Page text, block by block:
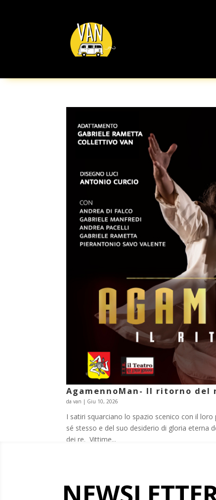
AgamennoMan- Il ritorno del
davan | Giu 10, 2026
I satiri squarciano lo spazio scenico con il
sé stesso e del suo desiderio di gloria eterna
dei re. Vittime...